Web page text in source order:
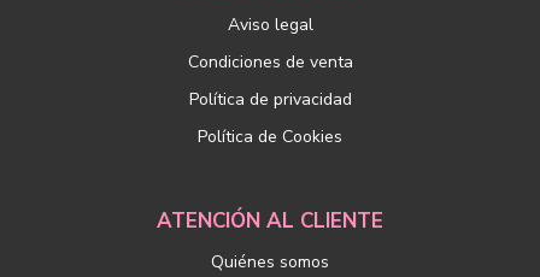
Aviso legal
Condiciones de venta
Política de privacidad
Política de Cookies
ATENCIÓN AL CLIENTE
Quiénes somos